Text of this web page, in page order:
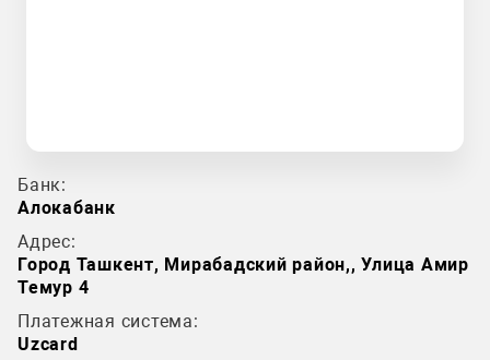
Банк:
Алокабанк
Адрес:
Город Ташкент, Мирабадский район,, Улица Амир
Темур 4
Платежная система:
Uzcard